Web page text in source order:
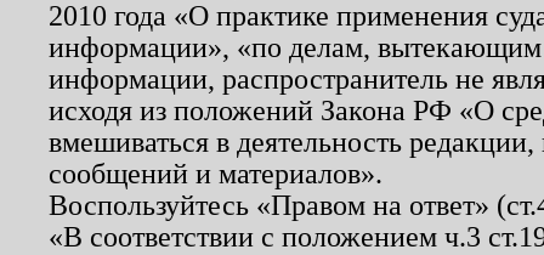
2010 года «О практике применения
информации», «по делам, вытекающим
информации, распространитель не
исходя из положений Закона РФ «О
вмешиваться в деятельность
сообщений и материалов».
Воспользуйтесь «Правом на ответ»
«В соответствии с положением ч.3